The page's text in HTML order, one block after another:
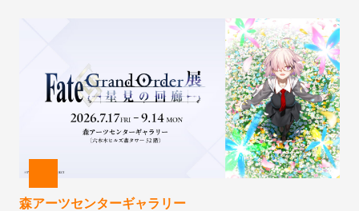
森アーツセンターギャラリー